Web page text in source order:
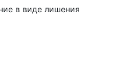
в виде лишения